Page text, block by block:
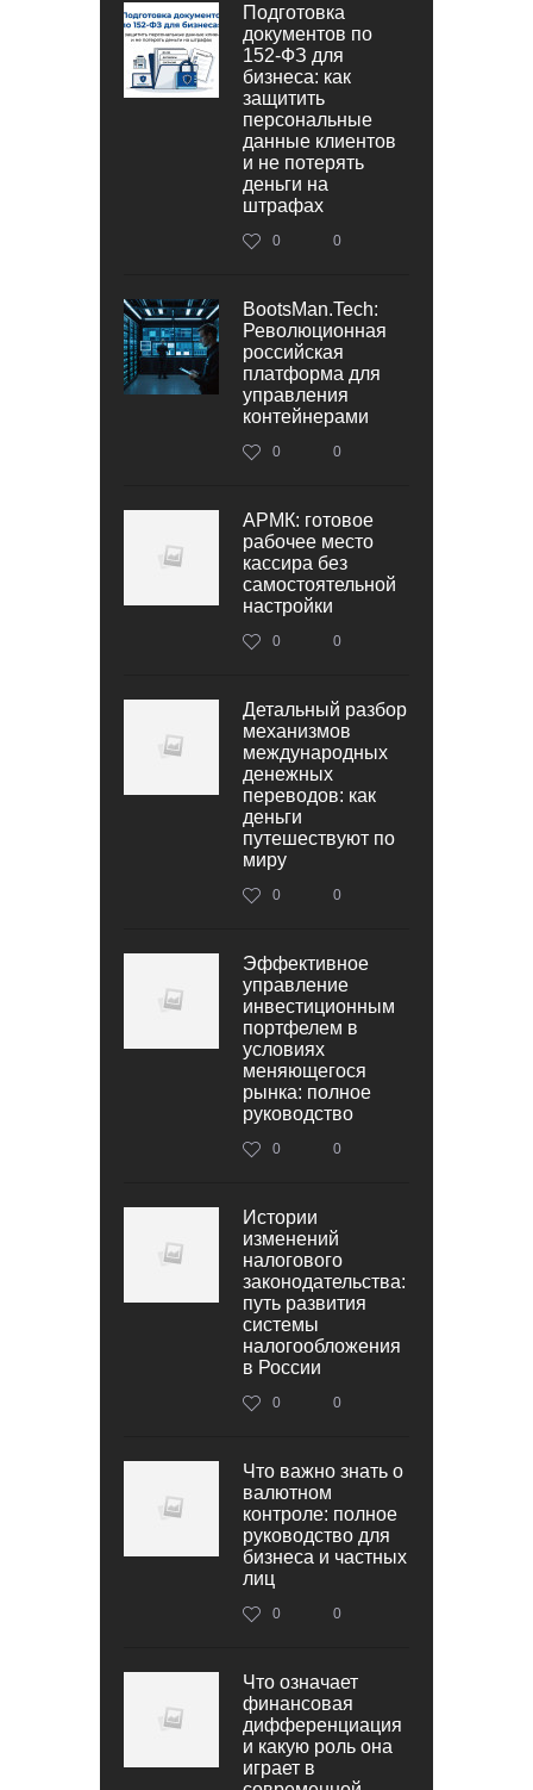
Подготовка
документов по
152‑ФЗ для
бизнеса: как
защитить
персональные
данные клиентов
и не потерять
деньги на
штрафах
0 0
BootsMan.Tech:
Революционная
российская
платформа для
управления
контейнерами
0 0
АРМК: готовое
рабочее место
кассира без
самостоятельной
настройки
0 0
Детальный разбор
механизмов
международных
денежных
переводов: как
деньги
путешествуют по
миру
0 0
Эффективное
управление
инвестиционным
портфелем в
условиях
меняющегося
рынка: полное
руководство
0 0
Истории
изменений
налогового
законодательства:
путь развития
системы
налогообложения
в России
0 0
Что важно знать о
валютном
контроле: полное
руководство для
бизнеса и частных
лиц
0 0
Что означает
финансовая
дифференциация
и какую роль она
играет в